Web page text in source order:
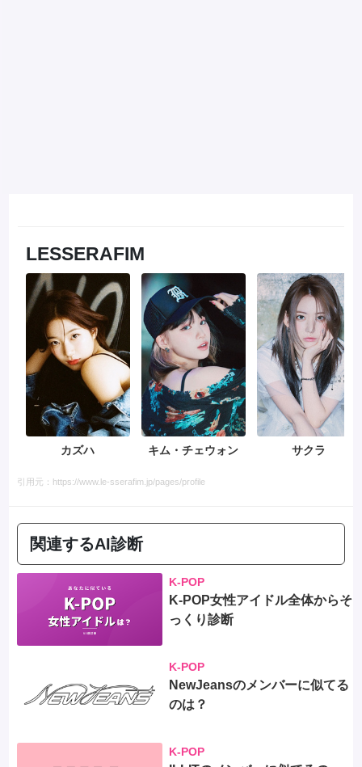
LESSERAFIM
カズハ キム・チェウォン サクラ
引用元：https://www.le-sserafim.jp/pages/profile
関連するAI診断
K-POP
K-POP女性アイドル全体からそ
っくり診断
K-POP
NewJeansのメンバーに似てる
のは？
K-POP